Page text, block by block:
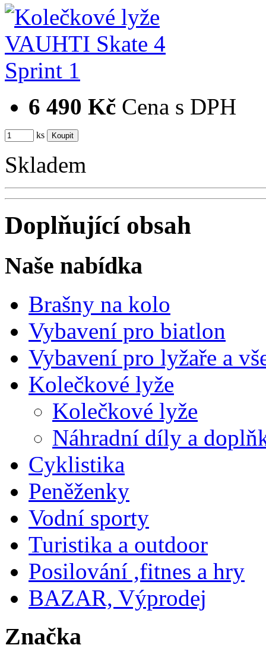
6 490 Kč Cena s DPH
ks
Skladem
Doplňující obsah
Naše nabídka
Brašny na kolo
Vybavení pro biatlon
Vybavení pro lyžaře a
Kolečkové lyže
Kolečkové lyže
Náhradní díly a
Cyklistika
Peněženky
Vodní sporty
Turistika a outdoor
Posilování ,fitnes a hry
BAZAR, Výprodej
Značka